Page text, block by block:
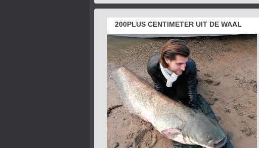
200PLUS CENTIMETER UIT DE WAAL